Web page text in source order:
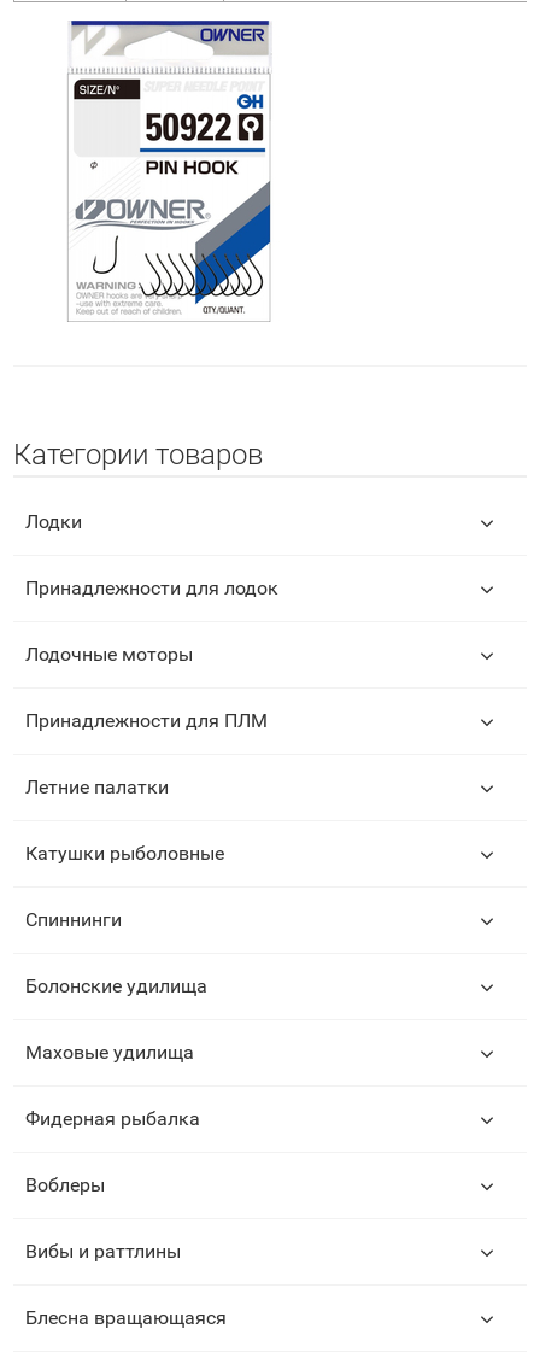
Категории товаров
Лодки
Принадлежности для лодок
Лодочные моторы
Принадлежности для ПЛМ
Летние палатки
Катушки рыболовные
Спиннинги
Болонские удилища
Маховые удилища
Фидерная рыбалка
Воблеры
Вибы и раттлины
Блесна вращающаяся